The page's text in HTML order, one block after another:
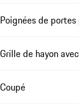
Poignées de
Grille de hayon
Coupé